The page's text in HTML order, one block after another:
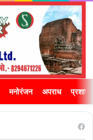
मनोरंजन अपराध